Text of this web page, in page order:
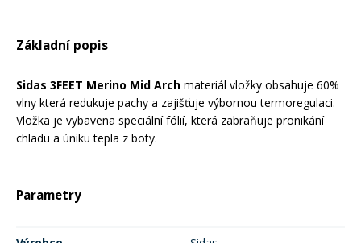
Rukavice na kolo
Základní popis
Sidas 3FEET Merino Mid Arch materiál vložky obsahuje 60%
vlny která redukuje pachy a zajišťuje výbornou termoregulaci.
Vložka je vybavena speciální fólií, která zabraňuje pronikání
chladu a úniku tepla z boty.
Parametry